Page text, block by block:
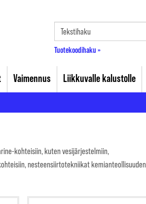
Tuotekoodihaku »
Vaimennus Liikkuvalle kalustolle
kohteisiin, kuten vesijärjestelmiin,
nesteensiirtotekniikat kemianteollisuuden